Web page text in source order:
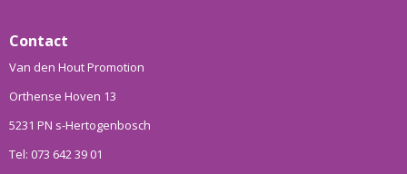
Contact
Van den Hout Promotion
Orthense Hoven 13
5231 PN s-Hertogenbosch
Tel: 073 642 39 01